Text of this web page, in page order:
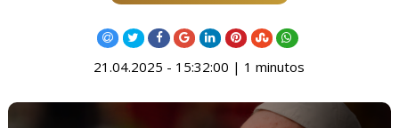
21.04.2025 - 15:32:00 | 1 minutos